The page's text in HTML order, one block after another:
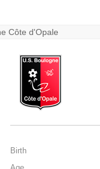
Côte d'Opale
Birth